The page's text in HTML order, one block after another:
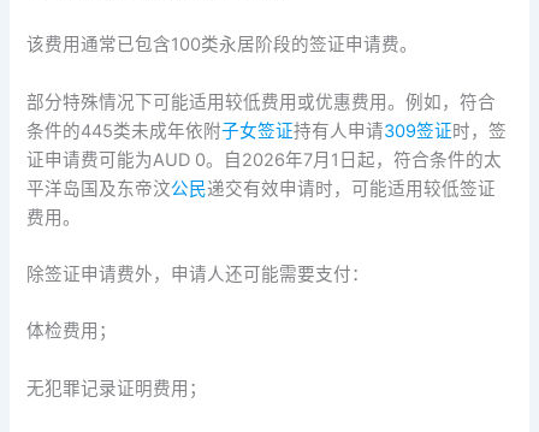
该费用通常已包含100类永居阶段的签证申请费。
部分特殊情况下可能适用较低费用或优惠费用。例如，符合
条件的445类未成年依附子女签证持有人申请309签证时，签
证申请费可能为AUD 0。自2026年7月1日起，符合条件的太
平洋岛国及东帝汶公民递交有效申请时，可能适用较低签证
费用。
除签证申请费外，申请人还可能需要支付：
体检费用；
无犯罪记录证明费用；